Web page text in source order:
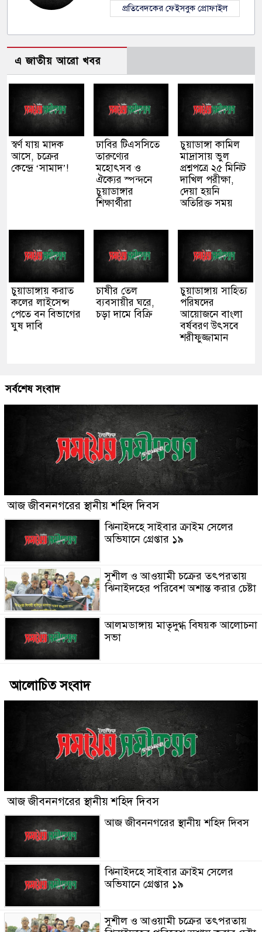
প্রতিবেদকের ফেইসবুক প্রোফাইল
এ জাতীয় আরো খবর
স্বর্ণ যায় মাদক
আসে, চক্রের
কেন্দ্রে ‘সামাদ’!
ঢাবির টিএসসিতে
তারুণ্যের
মহোৎসব ও
ঐক্যের স্পন্দনে
চুয়াডাঙ্গার
শিক্ষার্থীরা
চুয়াডাঙ্গা কামিল
মাদ্রাসায় ভুল
প্রশ্নপত্রে ২৫ মিনিট
দাখিল পরীক্ষা,
দেয়া হয়নি
অতিরিক্ত সময়
চুয়াডাঙ্গায় করাত
কলের লাইসেন্স
পেতে বন বিভাগের
ঘুষ দাবি
চাষীর তেল
ব্যবসায়ীর ঘরে,
চড়া দামে বিক্রি
চুয়াডাঙ্গায় সাহিত্য
পরিষদের
আয়োজনে বাংলা
বর্ষবরণ উৎসবে
শরীফুজ্জামান
সর্বশেষ সংবাদ
আজ জীবননগরের স্থানীয় শহিদ দিবস
ঝিনাইদহে সাইবার ক্রাইম সেলের
অভিযানে গ্রেপ্তার ১৯
সুশীল ও আওয়ামী চক্রের তৎপরতায়
ঝিনাইদহের পরিবেশ অশান্ত করার চেষ্টা
আলমডাঙ্গায় মাতৃদুগ্ধ বিষয়ক আলোচনা
সভা
আলোচিত সংবাদ
আজ জীবননগরের স্থানীয় শহিদ দিবস
আজ জীবননগরের স্থানীয় শহিদ দিবস
ঝিনাইদহে সাইবার ক্রাইম সেলের
অভিযানে গ্রেপ্তার ১৯
সুশীল ও আওয়ামী চক্রের তৎপরতায়